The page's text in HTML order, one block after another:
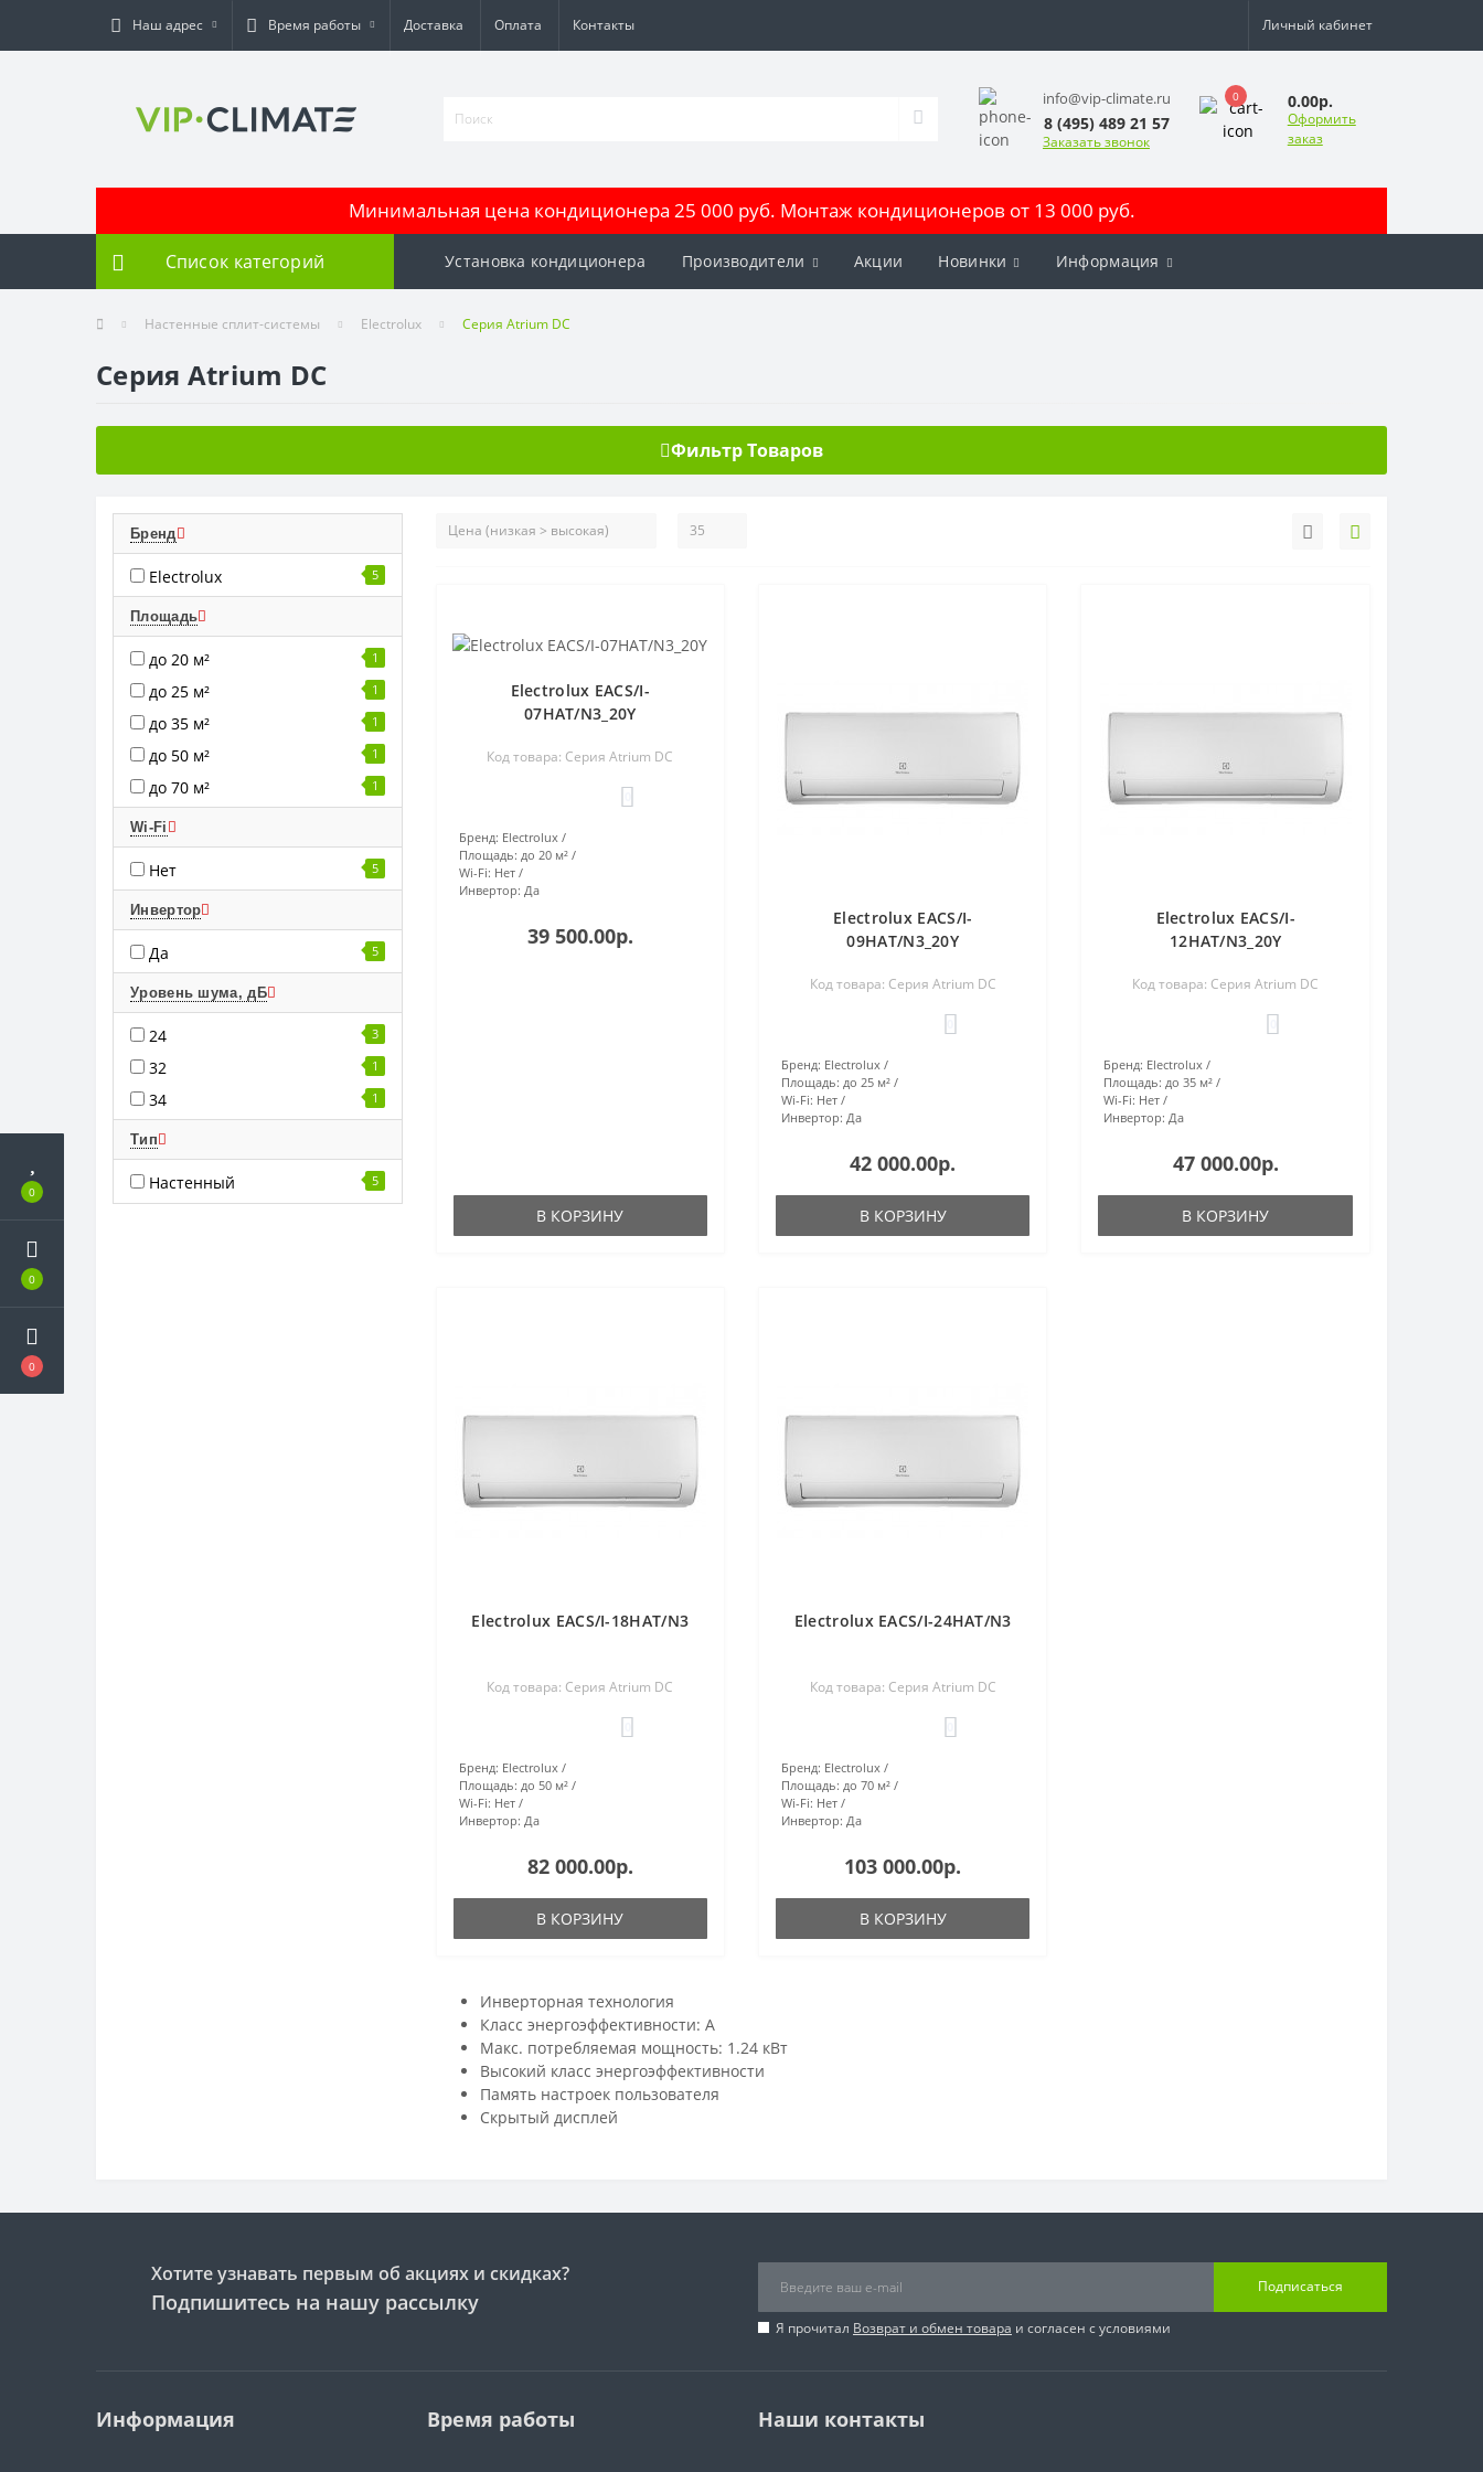
0
0
0
Наш адрес Время работы Доставка Оплата Контакты Личный кабинет
info@vip-climate.ru
8 (495) 489 21 57
Заказать звонок
0 0.00р.
Оформить
заказ
Минимальная цена кондиционера 25 000 руб. Монтаж кондиционеров от 13 000 руб.
Список категорий Установка кондиционера Производители Акции Новинки Информация
Настенные сплит-системы Electrolux Серия Atrium DC
Серия Atrium DC
Фильтр Товаров
Бренд
Electrolux 5
Площадь
до 20 м² 1
до 25 м² 1
до 35 м² 1
до 50 м² 1
до 70 м² 1
Wi-Fi
Нет 5
Инвертор
Да 5
Уровень шума, дБ
24 3
32 1
34 1
Тип
Настенный 5
Electrolux EACS/I-
07HAT/N3_20Y
Код товара: Серия Atrium DC
Бренд: Electrolux
Площадь: до 20 м²
Wi-Fi: Нет
Инвертор: Да
39 500.00р.
В КОРЗИНУ
Electrolux EACS/I-
09HAT/N3_20Y
Код товара: Серия Atrium DC
Бренд: Electrolux
Площадь: до 25 м²
Wi-Fi: Нет
Инвертор: Да
42 000.00р.
В КОРЗИНУ
Electrolux EACS/I-
12HAT/N3_20Y
Код товара: Серия Atrium DC
Бренд: Electrolux
Площадь: до 35 м²
Wi-Fi: Нет
Инвертор: Да
47 000.00р.
В КОРЗИНУ
Electrolux EACS/I-18HAT/N3
Код товара: Серия Atrium DC
Бренд: Electrolux
Площадь: до 50 м²
Wi-Fi: Нет
Инвертор: Да
82 000.00р.
В КОРЗИНУ
Electrolux EACS/I-24HAT/N3
Код товара: Серия Atrium DC
Бренд: Electrolux
Площадь: до 70 м²
Wi-Fi: Нет
Инвертор: Да
103 000.00р.
В КОРЗИНУ
Инверторная технология
Класс энергоэффективности: A
Макс. потребляемая мощность: 1.24 кВт
Высокий класс энергоэффективности
Память настроек пользователя
Скрытый дисплей
Хотите узнавать первым об акциях и скидках?
Подпишитесь на нашу рассылку
Подписаться
Я прочитал Возврат и обмен товара и согласен с условиями
Информация Время работы Наши контакты